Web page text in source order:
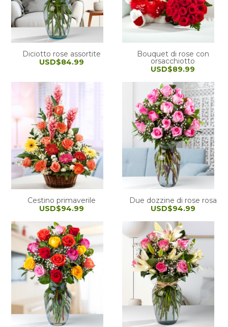
Diciotto rose assortite
USD$84.99
Bouquet di rose con
orsacchiotto
USD$89.99
Cestino primaverile
USD$94.99
Due dozzine di rose rosa
USD$94.99